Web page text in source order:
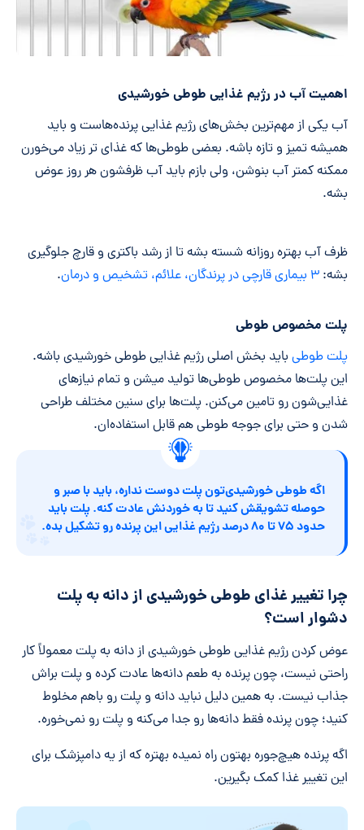
اهمیت آب در رژيم غذایی طوطی خورشیدی
آب یکی از مهم‌ترین بخش‌های رژیم غذایی پرنده‌هاست و باید
همیشه تمیز و تازه باشه. بعضی طوطی‌ها که غذای تر زیاد می‌خورن
ممکنه کمتر آب بنوشن، ولی بازم باید آب ظرفشون هر روز عوض
بشه.
ظرف آب بهتره روزانه شسته بشه تا از رشد باکتری و قارچ جلوگیری
بشه: ۳ بیماری‌ قارچی در پرندگان، علائم، تشخیص و درمان .
پلت مخصوص طوطی
پلت طوطی باید بخش اصلی رژیم غذایی طوطی خورشیدی باشه.
این پلت‌ها مخصوص طوطی‌ها تولید میشن و تمام نیازهای
غذایی‌شون رو تامین می‌کنن. پلت‌ها برای سنین مختلف طراحی
شدن و حتی برای جوجه طوطی هم قابل استفاده‌ان.
اگه طوطی خورشیدی‌تون پلت دوست نداره، باید با صبر و
حوصله تشویقش کنید تا به خوردنش عادت کنه. پلت باید
حدود ۷۵ تا ۸۰ درصد رژیم غذایی این پرنده رو تشکیل بده.
چرا تغییر غذای طوطی خورشیدی از دانه به پلت
دشوار است؟
عوض کردن رژیم غذایی طوطی خورشیدی از دانه به پلت معمولاً کار
راحتی نیست، چون پرنده به طعم دانه‌ها عادت کرده و پلت براش
جذاب نیست. به همین دلیل نباید دانه و پلت رو باهم مخلوط
کنید؛ چون پرنده فقط دانه‌ها رو جدا می‌کنه و پلت رو نمی‌خوره.
اگه پرنده هیچ‌جوره بهتون راه نمیده بهتره که از یه دامپزشک برای
این تغییر غذا کمک بگیرین.